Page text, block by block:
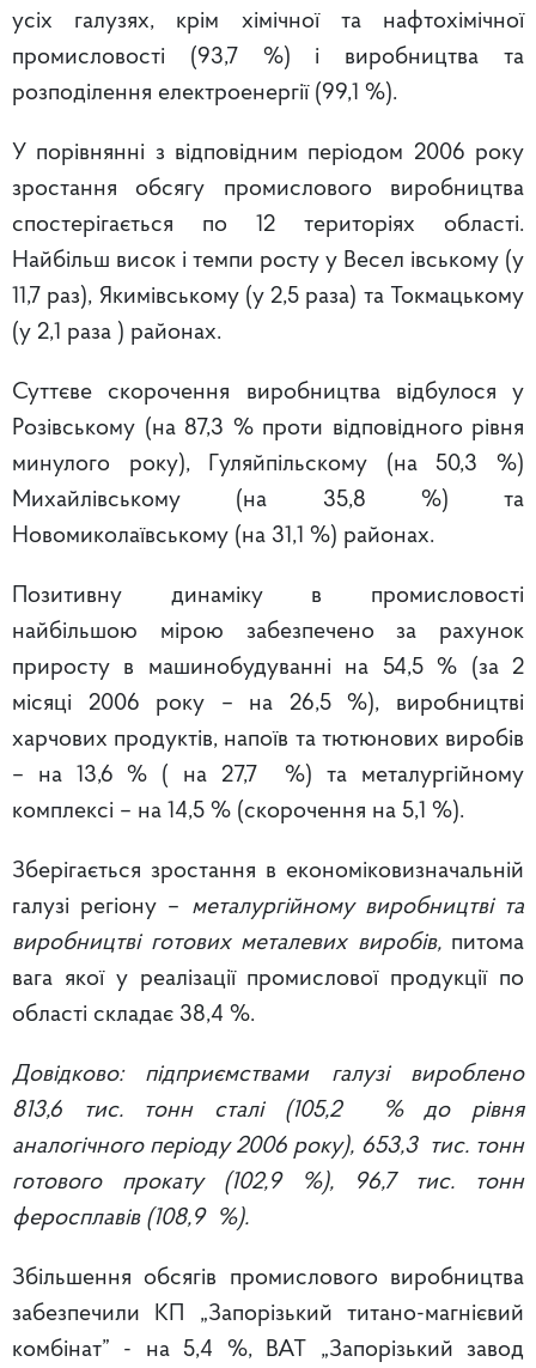
усіх галузях, крім хімічної та нафтохімічної
промисловості (93,7 %) і виробництва та
розподілення електроенергії (99,1 %).
У порівнянні з відповідним періодом 2006 року
зростання обсягу промислового виробництва
спостерігається по 12 територіях області.
Найбільш висок і темпи росту у Весел івському (у
11,7 раз), Якимівському (у 2,5 раза) та Токмацькому
(у 2,1 раза ) районах.
Суттєве скорочення виробництва відбулося у
Розівському (на 87,3 % проти відповідного рівня
минулого року), Гуляйпільскому (на 50,3 %)
Михайлівському (на 35,8 %) та
Новомиколаївському (на 31,1 %) районах.
Позитивну динаміку в промисловості
найбільшою мірою забезпечено за рахунок
приросту в машинобудуванні на 54,5 % (за 2
місяці 2006 року – на 26,5 %), виробництві
харчових продуктів, напоїв та тютюнових виробів
– на 13,6 % ( на 27,7 %) та металургійному
комплексі – на 14,5 % (скорочення на 5,1 %).
Зберігається зростання в економіковизначальній
галузі регіону – металургійному виробництві та
виробництві готових металевих виробів, питома
вага якої у реалізації промислової продукції по
області складає 38,4 %.
Довідково: підприємствами галузі вироблено
813,6 тис. тонн сталі (105,2 % до рівня
аналогічного періоду 2006 року), 653,3 тис. тонн
готового прокату (102,9 %), 96,7 тис. тонн
феросплавів (108,9 %).
Збільшення обсягів промислового виробництва
забезпечили КП „Запорізький титано-магнієвий
комбінат” - на 5,4 %, ВАТ „Запорізький завод